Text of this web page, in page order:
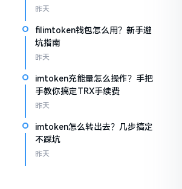
昨天
filimtoken钱包怎么用？新手避
坑指南
昨天
imtoken充能量怎么操作？手把
手教你搞定TRX手续费
昨天
imtoken怎么转出去？几步搞定
不踩坑
昨天